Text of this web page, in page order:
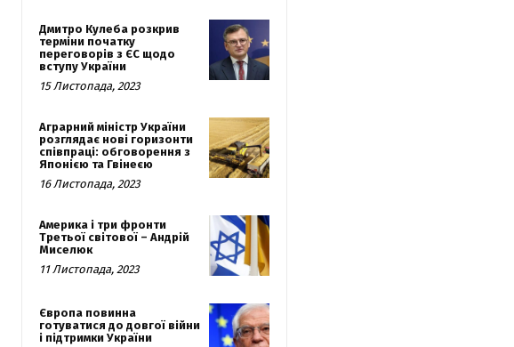
Дмитро Кулеба розкрив
терміни початку
переговорів з ЄС щодо
вступу України
15 Листопада, 2023
Аграрний міністр України
розглядає нові горизонти
співпраці: обговорення з
Японією та Гвінеєю
16 Листопада, 2023
Америка і три фронти
Третьої світової – Андрій
Миселюк
11 Листопада, 2023
Європа повинна
готуватися до довгої війни
і підтримки України